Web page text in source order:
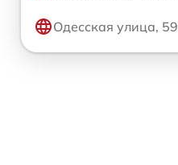
Одесская улица, 59